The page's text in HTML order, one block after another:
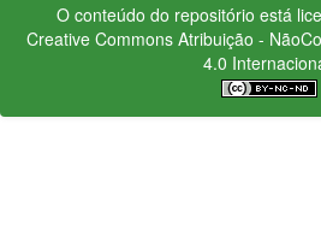
O conteúdo do repositório está
Creative CommonsAtribuição -
4.0